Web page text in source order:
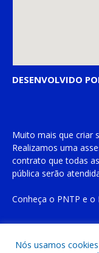
DESENVOLVIDO
Muito mais que criar
Realizamos uma
contrato que todas
pública serão
Conheça o PNTP e o
Nós usamos